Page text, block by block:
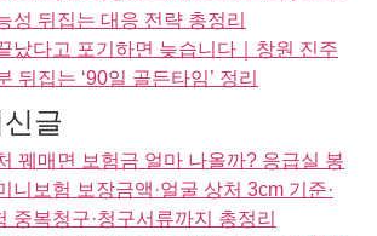
성 뒤집는 대응 전략 총정리
났다고 포기하면 늦습니다｜창원 진주
뒤집는 ‘90일 골든타임’ 정리
글
꿰매면 보험금 얼마 나올까? 응급실 봉
니보험 보장금액·얼굴 상처 3cm 기준·
중복청구·청구서류까지 총정리